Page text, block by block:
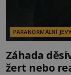
PARANORMÁLNÍ JEVY
Záhada
žert nebo